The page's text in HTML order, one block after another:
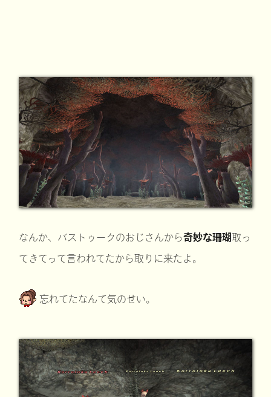
なんか、バストゥークのおじさんから奇妙な珊瑚取っ
てきてって言われてたから取りに来たよ。
忘れてたなんて気のせい。